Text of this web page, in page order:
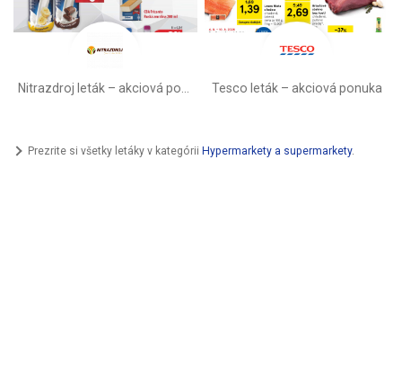
Nitrazdroj leták –⁠ akciová ponuka Tesco leták – akciová ponuka
Prezrite si všetky letáky v kategórii Hypermarkety a supermarkety.